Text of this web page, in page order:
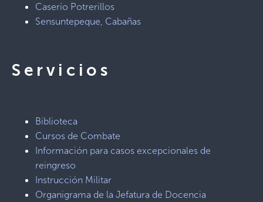
Caserío Potrerillos
Sensuntepeque, Cabañas
Servicios
Biblioteca
Cursos de Combate
Información para casos excepcionales de
reingreso
Instrucción Militar
Organigrama de la Jefatura de Docencia